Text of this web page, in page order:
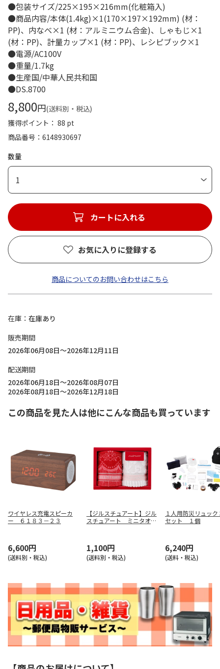
●包装サイズ/225×195×216mm(化粧箱入)
●商品内容/本体(1.4kg)×1(170×197×192mm) (材：
PP)、内なべ×1 (材：アルミニウム合金)、しゃもじ×1
(材：PP)、計量カップ×1 (材：PP)、レシピブック×1
●電源/AC100V
●重量/1.7kg
●生産国/中華人民共和国
●DS.8700
8,800円(送料別・税込)
獲得ポイント： 88 pt
商品番号
6148930697
数量
1
カートに入れる
お気に入りに登録する
商品についてのお問い合わせはこちら
在庫
在庫あり
販売期間
2026年06月08日～2026年12月11日
配送期間
2026年06月18日～2026年08月07日
2026年08月18日～2026年12月18日
この商品を見た人は他にこんな商品も買っています
ワイヤレス充電スピーカ
ー ６１８３－２３
6,600円
(送料別・税込)
【ジルスチュアート】ジル
スチュアート ミニタオル
1,100円
(送料別・税込)
１人用防災リュッ
セット １個
6,240円
(送料・税込)